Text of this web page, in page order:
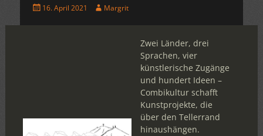
Veröffentlicht
16. April 2021 AutorMargrit
Zwei Länder, drei
Sprachen, vier
künstlerische Zugänge
und hundert Ideen –
Combikultur schafft
Kunstprojekte, die
über den Tellerrand
hinaushängen.